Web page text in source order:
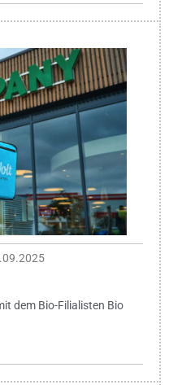
dem Bio-Filialisten Bio